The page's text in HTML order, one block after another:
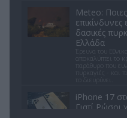
Meteo:
δασικές
Ελλάδα
Έρευνα του
αποκαλύπτει το
παράθυρο που
πυρκαγιές - και
το διευρύνει.
iPhone 17
Γιατί Ρώσοι